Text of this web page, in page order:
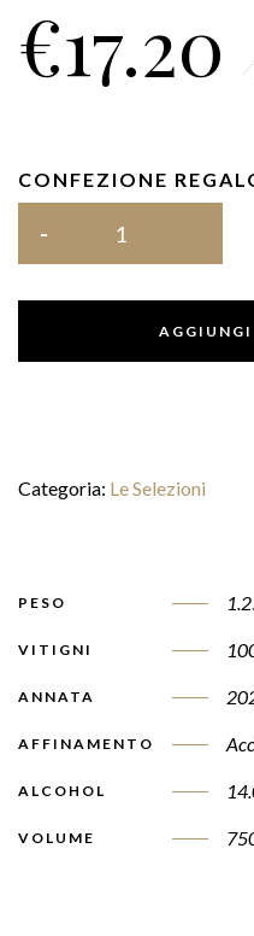
€17.20
CONFEZIONE
AGGIUNGI
Categoria: Le Selezioni
PESO
VITIGNI
ANNATA
AFFINAMENTO
ALCOHOL
VOLUME